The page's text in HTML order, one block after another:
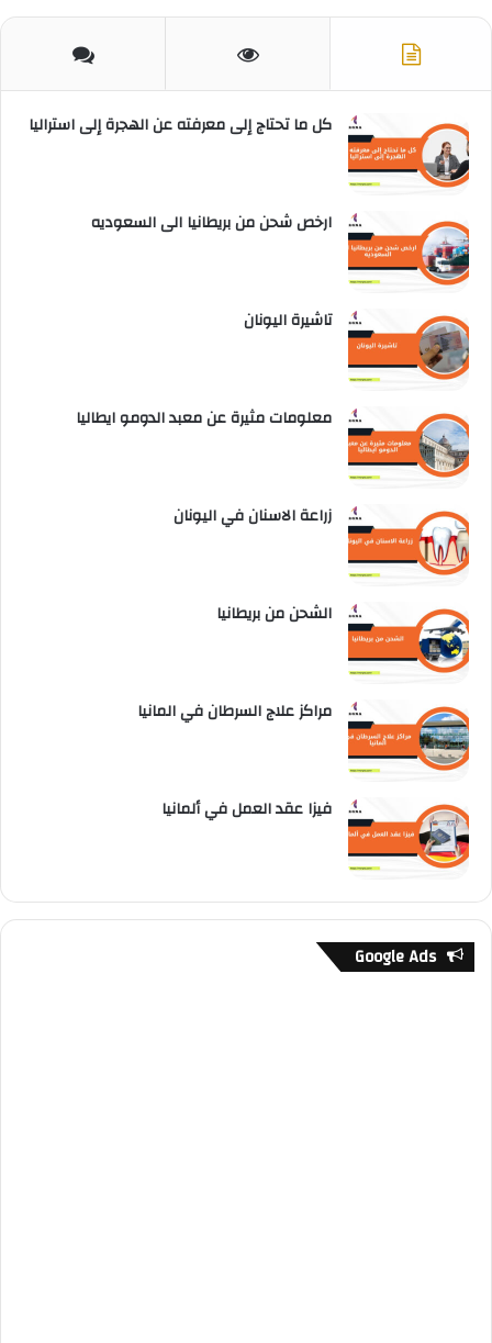
كل ما تحتاج إلى معرفته عن الهجرة إلى استراليا
ارخص شحن من بريطانيا الى السعوديه
تاشيرة اليونان
معلومات مثيرة عن معبد الدومو ايطاليا
زراعة الاسنان في اليونان
الشحن من بريطانيا
مراكز علاج السرطان في المانيا
فيزا عقد العمل في ألمانيا
Google Ads